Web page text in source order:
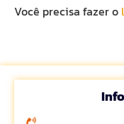
Você precisa fazer o